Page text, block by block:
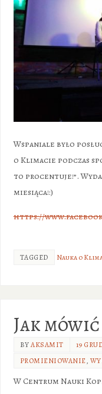
Wspaniale było
o Klimacie podczas
to procentuje!”.
miesiąca!:)
https://
TAGGED Nauka o
Jak
BYAKSAMIT
19
PROMIENIOWANIE,
W Centrum Nauki